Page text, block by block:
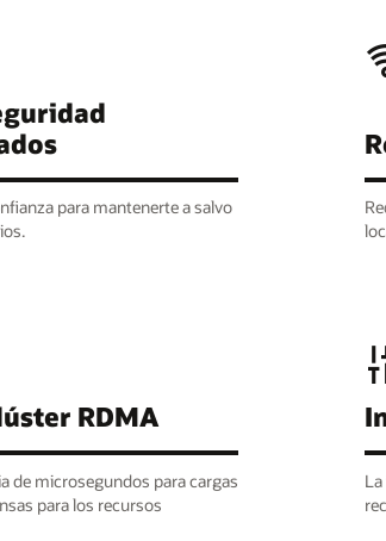
para mantenerte a salvo
RDMA
de microsegundos para cargas
para los recursos